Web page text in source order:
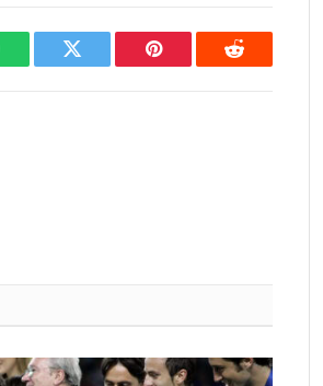
Twitter Pinterest Reddit